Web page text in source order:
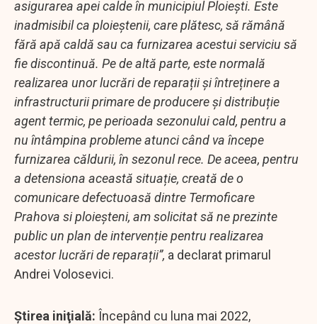
asigurarea apei calde în municipiul Ploiești. Este
inadmisibil ca ploieștenii, care plătesc, să rămână
fără apă caldă sau ca furnizarea acestui serviciu să
fie discontinuă. Pe de altă parte, este normală
realizarea unor lucrări de reparații și întreținere a
infrastructurii primare de producere și distribuție
agent termic, pe perioada sezonului cald, pentru a
nu întâmpina probleme atunci când va începe
furnizarea căldurii, în sezonul rece. De aceea, pentru
a detensiona această situație, creată de o
comunicare defectuoasă dintre Termoficare
Prahova si ploieșteni, am solicitat să ne prezinte
public un plan de intervenție pentru realizarea
acestor lucrări de reparații”, a declarat primarul
Andrei Volosevici.
Ştirea iniţială: Începând cu luna mai 2022,